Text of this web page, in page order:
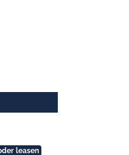
leasen